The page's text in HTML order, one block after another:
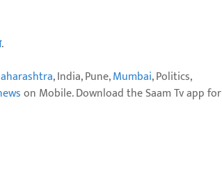
.
, India, Pune,Mumbai, Politics,
on Mobile. Download the Saam Tv app for